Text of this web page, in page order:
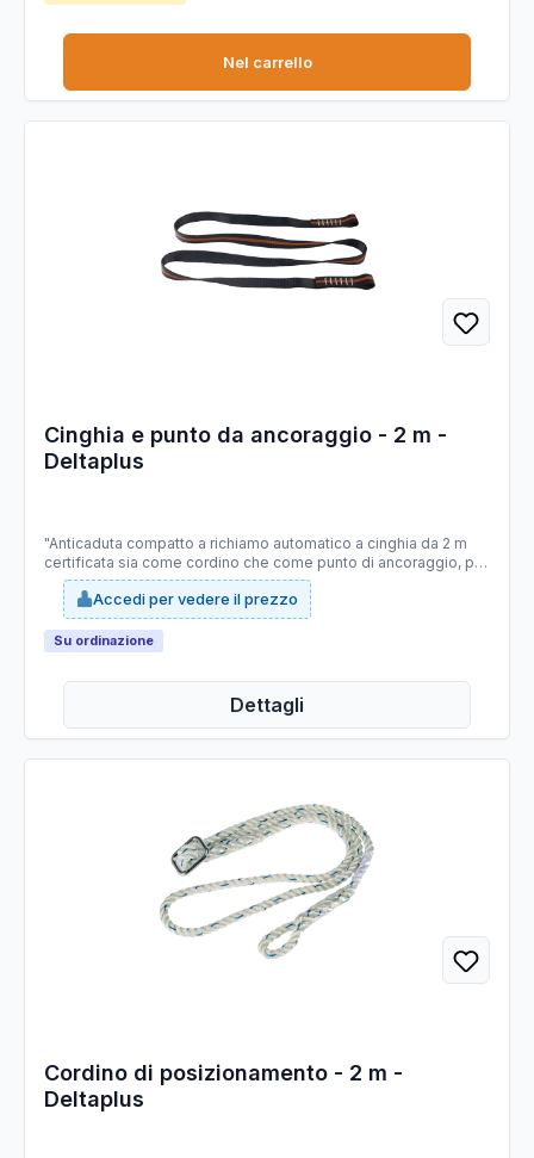
parte tessile si scucisce attenuando il colpo.1 gancio per spazi
Nel carrello
Cinghia e punto da ancoraggio - 2 m -
Deltaplus
"Anticaduta compatto a richiamo automatico a cinghia da 2 m
certificata sia come cordino che come punto di ancoraggio, per
una massima versatilità. CE - EN354 - EN795.
Accedi per vedere il prezzo
Su ordinazione
Dettagli
Cordino di posizionamento - 2 m -
Deltaplus